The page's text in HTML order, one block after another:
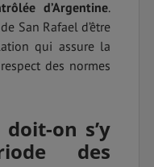
d’Argentine.
San Rafael d’être
qui assure la
des normes
on s’y
des